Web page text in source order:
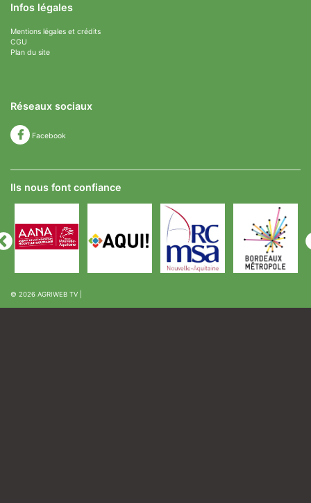
Infos légales
Mentions légales et crédits
CGU
Plan du site
Réseaux sociaux
Facebook
Ils nous font confiance
© 2026 AGRIWEB TV